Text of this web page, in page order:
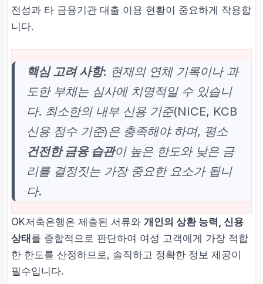
전성과 타 금융기관 대출 이용 현황이 중요하게 작용합
니다.
핵심 고려 사항: 현재의 연체 기록이나 과
도한 부채는 심사에 치명적일 수 있습니
다. 최소한의 내부 신용 기준(NICE, KCB
신용 점수 기준)은 충족해야 하며, 평소
건전한 금융 습관이 높은 한도와 낮은 금
리를 결정짓는 가장 중요한 요소가 됩니
다.
OK저축은행은 제출된 서류와 개인의 상환 능력, 신용
상태 를 종합적으로 판단하여 여성 고객에게 가장 적합
한 한도를 산정하므로, 솔직하고 정확한 정보 제공이
필수입니다.